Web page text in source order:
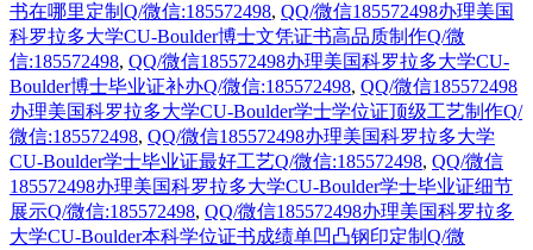
书在哪里定制Q/微信:185572498, QQ/微信185572498办理美国
科罗拉多大学CU-Boulder博士文凭证书高品质制作Q/微
信:185572498, QQ/微信185572498办理美国科罗拉多大学CU-
Boulder博士毕业证补办Q/微信:185572498, QQ/微信185572498
办理美国科罗拉多大学CU-Boulder学士学位证顶级工艺制作Q/
微信:185572498, QQ/微信185572498办理美国科罗拉多大学
CU-Boulder学士毕业证最好工艺Q/微信:185572498, QQ/微信
185572498办理美国科罗拉多大学CU-Boulder学士毕业证细节
展示Q/微信:185572498, QQ/微信185572498办理美国科罗拉多
大学CU-Boulder本科学位证书成绩单凹凸钢印定制Q/微